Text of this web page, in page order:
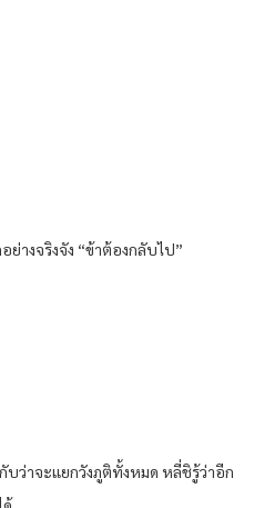
างจริงจัง “ข้าต้องกลับไป”
บว่าจะแยกวังภูติทั้งหมด หลี่ชิรู้ว่าอีก